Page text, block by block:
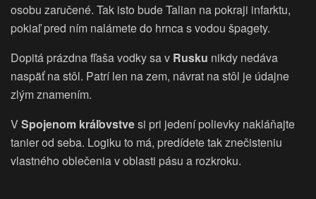
osobu zaručené. Tak isto bude Talian na pokraji infarktu,
pokiaľ pred ním nalámete do hrnca s vodou špagety.
Dopitá prázdna fľaša vodky sa v Rusku nikdy nedáva
naspäť na stôl. Patrí len na zem, návrat na stôl je údajne
zlým znamením.
VSpojenom kráľovstvesi pri jedení polievky nakláňajte
tanier od seba. Logiku to má, predídete tak znečisteniu
vlastného oblečenia v oblasti pásu a rozkroku.